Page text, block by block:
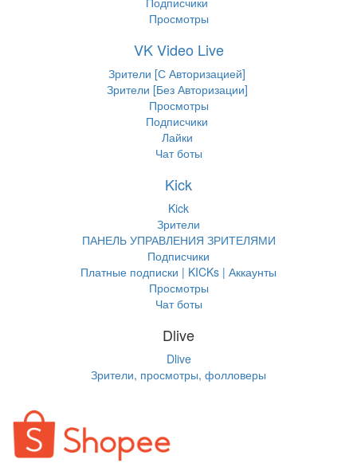
Просмотры
VK Video Live
Зрители [С Авторизацией]
Зрители [Без Авторизации]
Просмотры
Подписчики
Лайки
Чат боты
Kick
Kick
Зрители
ПАНЕЛЬ УПРАВЛЕНИЯ ЗРИТЕЛЯМИ
Подписчики
Платные подписки | KICKs | Аккаунты
Просмотры
Чат боты
Dlive
Dlive
Зрители, просмотры, фолловеры